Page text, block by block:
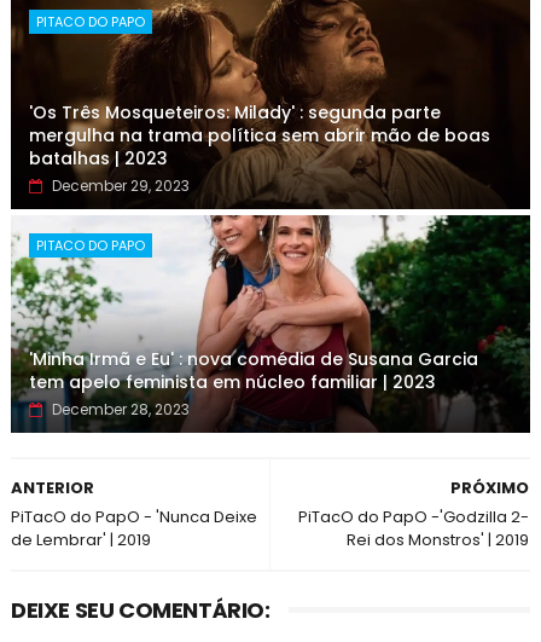
PITACO DO PAPO
'Os Três Mosqueteiros: Milady' : segunda parte
mergulha na trama política sem abrir mão de boas
batalhas | 2023
December 29, 2023
PITACO DO PAPO
'Minha Irmã e Eu' : nova comédia de Susana Garcia
tem apelo feminista em núcleo familiar | 2023
December 28, 2023
PRÓXIMO
PiTacO do PapO -'Godzilla 2-
Rei dos Monstros' | 2019
ANTERIOR
PiTacO do PapO - 'Nunca Deixe
de Lembrar' | 2019
DEIXE SEU COMENTÁRIO: